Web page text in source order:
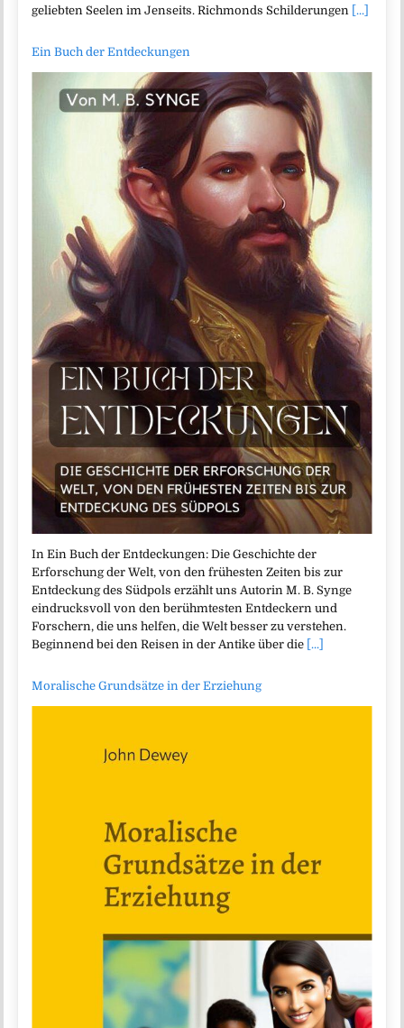
geliebten Seelen im Jenseits. Richmonds Schilderungen
[...]
Ein Buch der Entdeckungen
In Ein Buch der Entdeckungen: Die Geschichte der
Erforschung der Welt, von den frühesten Zeiten bis zur
Entdeckung des Südpols erzählt uns Autorin M. B. Synge
eindrucksvoll von den berühmtesten Entdeckern und
Forschern, die uns helfen, die Welt besser zu verstehen.
Beginnend bei den Reisen in der Antike über die [...]
Moralische Grundsätze in der Erziehung